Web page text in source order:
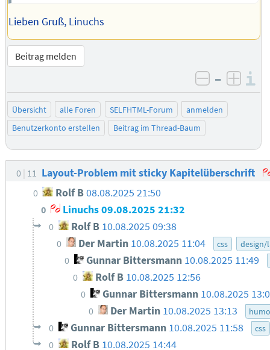
Lieben Gruß, Linuchs
Beitrag melden
negativ
–
Übersicht alle Foren SELFHTML-Forum
anmelden
Benutzerkonto erstellen
Beitrag im Thread-Baum
0 11 Layout-Problem mit sticky Kapitelüberschrift
0 Rolf B08.08.2025 21:50
0 Linuchs 09.08.2025 21:32
0 Rolf B 10.08.2025 09:38
0 Der Martin 10.08.2025 11:04 css design/
0 Gunnar Bittersmann 10.08.2025 11:49
0 Rolf B 10.08.2025 12:56
0 Gunnar Bittersmann 10.08.2025
0 Der Martin 10.08.2025 13:13
0 Gunnar Bittersmann 10.08.2025 11:58 css
0 Rolf B 10.08.2025 14:44